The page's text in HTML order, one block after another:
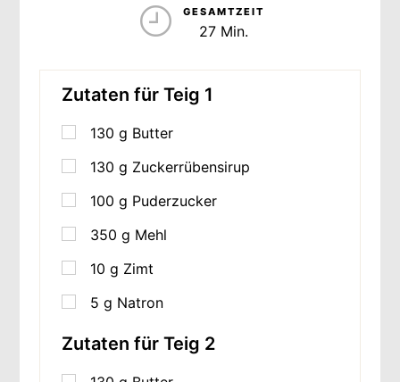
GESAMTZEIT
27 Min.
Zutaten für Teig 1
130 g Butter
130 g Zuckerrübensirup
100 g Puderzucker
350 g Mehl
10 g Zimt
5 g Natron
Zutaten für Teig 2